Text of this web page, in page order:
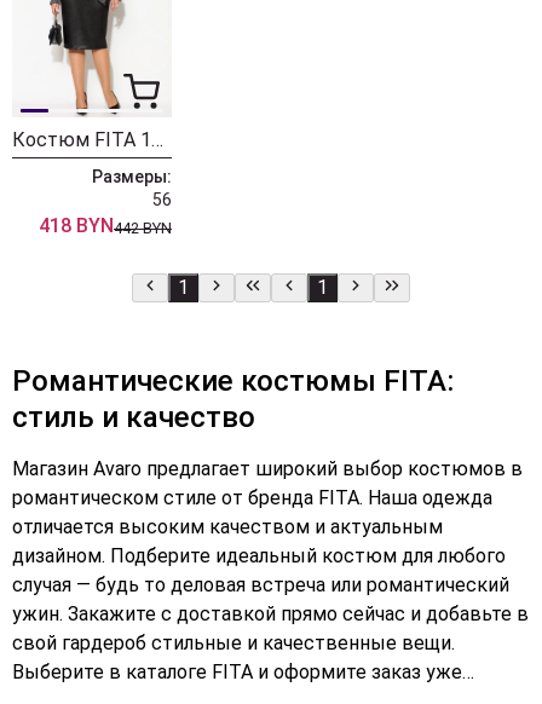
Костюм FITA 1922 черно-серый
Размеры:
56
418 BYN442 BYN
1 1
Романтические костюмы FITA:
стиль и качество
Магазин Avaro предлагает широкий выбор костюмов в
романтическом стиле от бренда FITA. Наша одежда
отличается высоким качеством и актуальным
дизайном. Подберите идеальный костюм для любого
случая — будь то деловая встреча или романтический
ужин. Закажите с доставкой прямо сейчас и добавьте в
свой гардероб стильные и качественные вещи.
Выберите в каталоге FITA и оформите заказ уже